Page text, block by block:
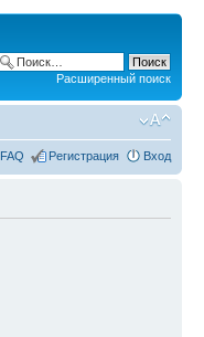
Расширенный поиск
FAQ Регистрация Вход